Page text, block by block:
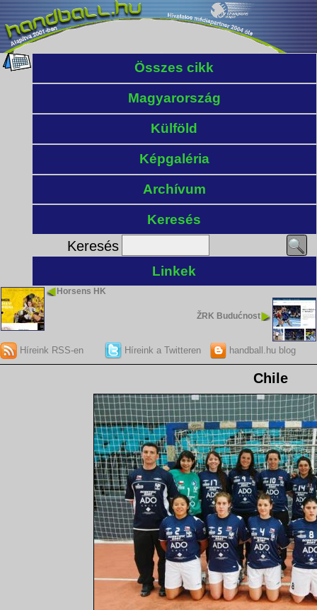
Összes cikk
Magyarország
Külföld
Képgaléria
Archívum
Keresés
Keresés
Linkek
Horsens HK
ŽRK Budućnost
Híreink RSS-en Híreink a Twitteren handball.hu blog
Chile